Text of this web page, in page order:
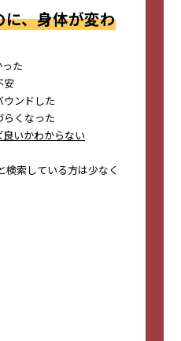
、身体が変わ
た
安
ウンドした
らくなった
いかわからない
検索している方は少なく